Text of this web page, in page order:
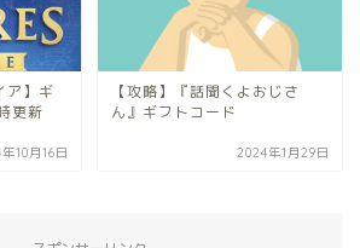
ア】ギ
更新
10月16日
【攻略】『話聞くよおじさ
ん』ギフトコード
2024年1月29日